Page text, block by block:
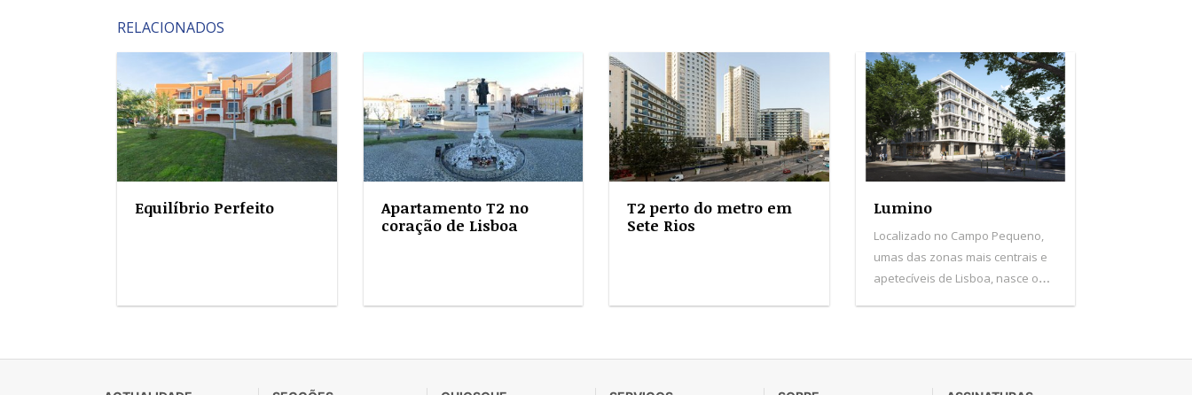
RELACIONADOS
Equilíbrio Perfeito
Apartamento T2 no
coração de Lisboa
T2 perto do metro em
Sete Rios
Lumino
Localizado no Campo Pequeno,
umas das zonas mais centrais e
apetecíveis de Lisboa, nasce o
apartamentos sofisticados e com
áreas amplas, espaços